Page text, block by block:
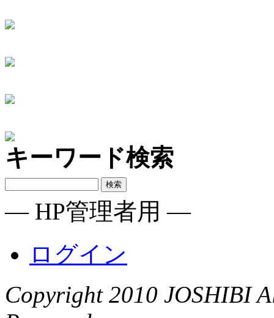
キーワード検索
― HP管理者用 ―
ログイン
Copyright 2010 JOSHIBI